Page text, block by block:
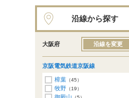
沿線から探す
大阪府 沿線を変更
京阪電気鉄道京阪線
樟葉 （45）
牧野 （19）